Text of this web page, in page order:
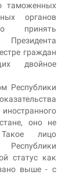
таможенных
органов
принять
граждан
двойное
Республики
оно не
лицо
статус как
выше - с